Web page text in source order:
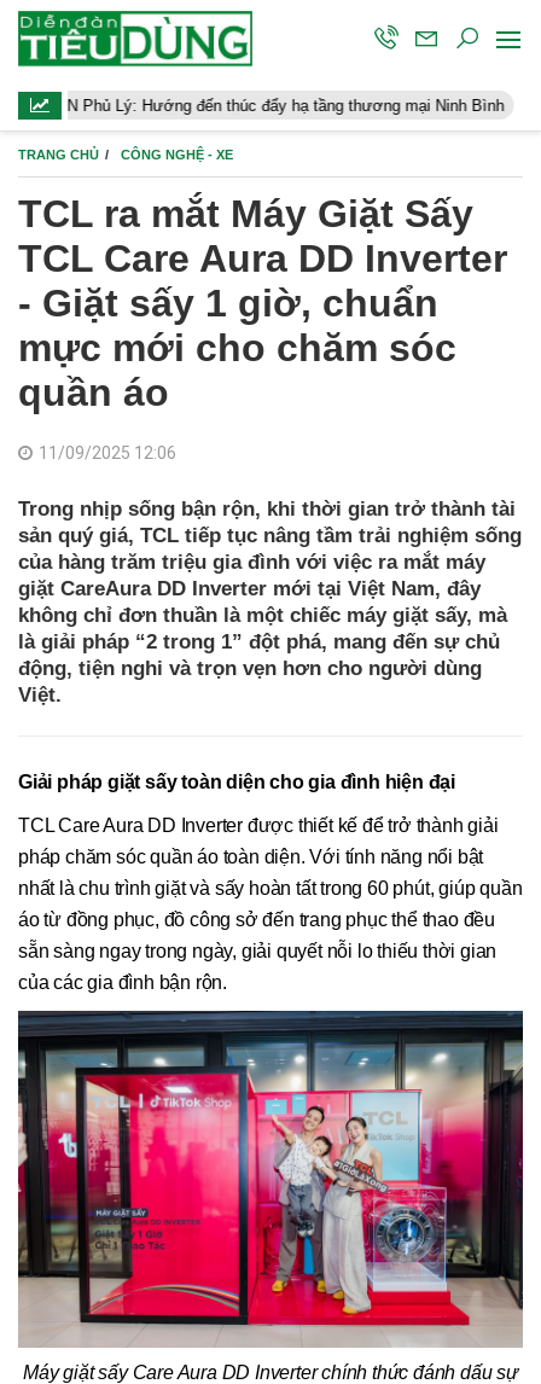
đến thúc đẩy hạ tầng thương mại Ninh Bình Điều hành
TRANG CHỦ CÔNG NGHỆ - XE
TCL ra mắt Máy Giặt Sấy
TCL Care Aura DD Inverter
- Giặt sấy 1 giờ, chuẩn
mực mới cho chăm sóc
quần áo
11/09/2025 12:06
Trong nhịp sống bận rộn, khi thời gian trở thành tài
sản quý giá, TCL tiếp tục nâng tầm trải nghiệm sống
của hàng trăm triệu gia đình với việc ra mắt máy
giặt CareAura DD Inverter mới tại Việt Nam, đây
không chỉ đơn thuần là một chiếc máy giặt sấy, mà
là giải pháp “2 trong 1” đột phá, mang đến sự chủ
động, tiện nghi và trọn vẹn hơn cho người dùng
Việt.
Giải pháp giặt sấy toàn diện cho gia đình hiện đại
TCL Care Aura DD Inverter được thiết kế để trở thành giải
pháp chăm sóc quần áo toàn diện. Với tính năng nổi bật
nhất là chu trình giặt và sấy hoàn tất trong 60 phút, giúp quần
áo từ đồng phục, đồ công sở đến trang phục thể thao đều
sẵn sàng ngay trong ngày, giải quyết nỗi lo thiếu thời gian
của các gia đình bận rộn.
Máy giặt sấy Care Aura DD Inverter chính thức đánh dấu sự